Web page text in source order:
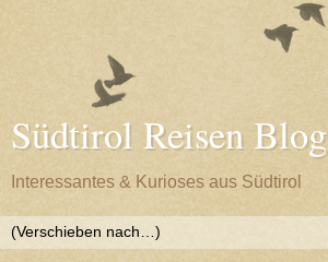
Südtirol Reisen Blog
Interessantes & Kurioses aus Südtirol